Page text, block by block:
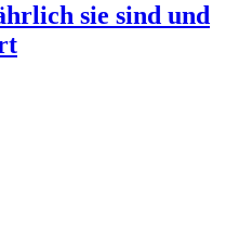
sie sind und